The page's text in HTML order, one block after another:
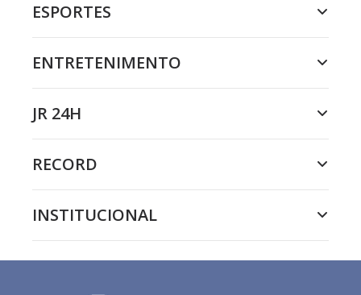
ESPORTES
ENTRETENIMENTO
JR 24H
RECORD
INSTITUCIONAL